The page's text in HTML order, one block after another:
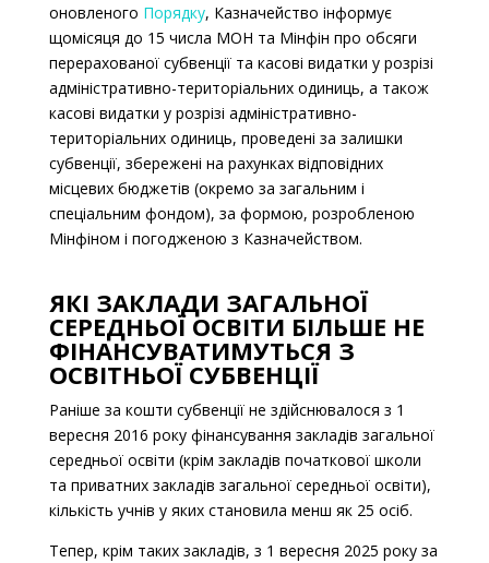
оновленого Порядку, Казначейство інформує
щомісяця до 15 числа МОН та Мінфін про обсяги
перерахованої субвенції та касові видатки у розрізі
адміністративно-територіальних одиниць, а також
касові видатки у розрізі адміністративно-
територіальних одиниць, проведені за залишки
субвенції, збережені на рахунках відповідних
місцевих бюджетів (окремо за загальним і
спеціальним фондом), за формою, розробленою
Мінфіном і погодженою з Казначейством.
ЯКІ ЗАКЛАДИ ЗАГАЛЬНОЇ
СЕРЕДНЬОЇ ОСВІТИ БІЛЬШЕ НЕ
ФІНАНСУВАТИМУТЬСЯ З
ОСВІТНЬОЇ СУБВЕНЦІЇ
Раніше за кошти субвенції не здійснювалося з 1
вересня 2016 року фінансування закладів загальної
середньої освіти (крім закладів початкової школи
та приватних закладів загальної середньої освіти),
кількість учнів у яких становила менш як 25 осіб.
Тепер, крім таких закладів, з 1 вересня 2025 року за